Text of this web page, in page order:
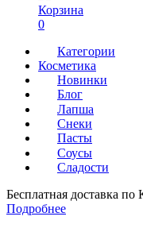
Корзина
0
Категории
Косметика
Новинки
Блог
Лапша
Снеки
Пасты
Соусы
Сладости
Бесплатная доставка по
Подробнее